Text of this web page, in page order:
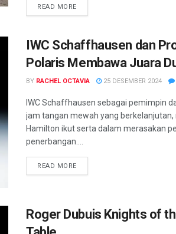
READ MORE
IWC Schaffhausen dan
Polaris Membawa Juara
BY RACHEL OCTAVIA 25 DESEMBER 2024
IWC Schaffhausen sebagai pemimpin
jam tangan mewah yang berkelanjutan,
Hamilton ikut serta dalam merasakan
penerbangan....
READ MORE
Roger Dubuis Knights of